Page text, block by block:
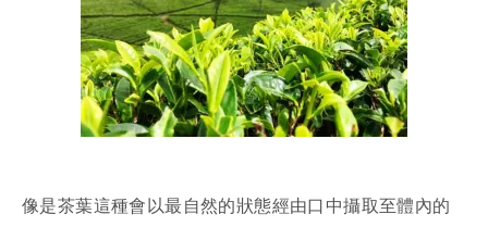
像是茶葉這種會以最自然的狀態經由口中攝取至體內的